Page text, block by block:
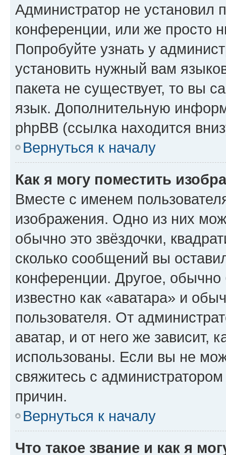
Администратор не установил
конференции, или же просто
Попробуйте узнать у
установить нужный вам
пакета не существует, то вы
язык. Дополнительную
phpBB (ссылка находится
Вернуться к началу
Как я могу поместить
Вместе с именем
изображения. Одно из них
обычно это звёздочки,
сколько сообщений вы
конференции. Другое,
известно как «аватара» и
пользователя. От
аватар, и от него же зависит,
использованы. Если вы не
свяжитесь с
причин.
Вернуться к началу
Что такое звание и как я